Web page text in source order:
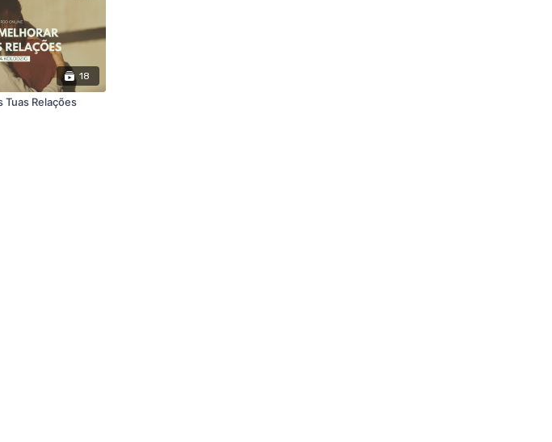
18
Tuas Relações